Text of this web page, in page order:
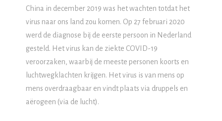
China in december 2019 was het wachten totdat het
virus naar ons land zou komen. Op 27 februari 2020
werd de diagnose bij de eerste persoon in Nederland
gesteld. Het virus kan de ziekte COVID-19
veroorzaken, waarbij de meeste personen koorts en
luchtwegklachten krijgen. Het virus is van mens op
mens overdraagbaar en vindt plaats via druppels en
aërogeen (via de lucht).